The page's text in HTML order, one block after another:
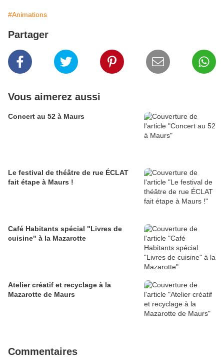
#Animations
Partager
Vous aimerez aussi
Concert au 52 à Maurs
Le festival de théâtre de rue ÉCLAT
fait étape à Maurs !
Café Habitants spécial "Livres de
cuisine" à la Mazarotte
Atelier créatif et recyclage à la
Mazarotte de Maurs
Commentaires